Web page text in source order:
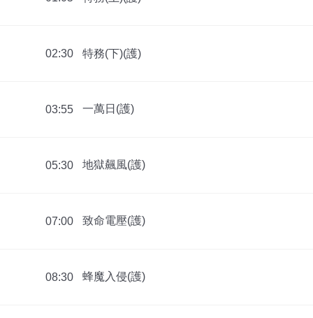
02:30 特務(下)(護)
03:55 一萬日(護)
05:30 地獄飆風(護)
07:00 致命電壓(護)
08:30 蜂魔入侵(護)